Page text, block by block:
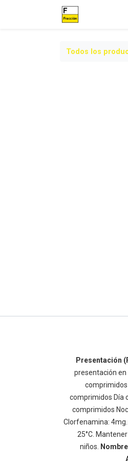
Todos los
Presentación
presentación
comprimidos Día
comprimidos
Clorfenamina: 4mg.
25°C.
niños.
Enlaces de
Inicio
Acerca de
Productos
Servicios
Política de